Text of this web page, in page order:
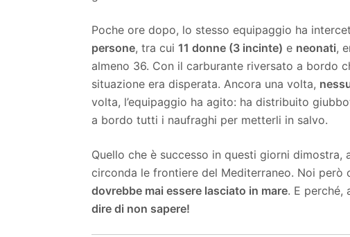
Poche ore dopo, lo stesso equipaggio ha
persone, tra cui 11 donne (3 incinte) e neonati,
almeno 36. Con il carburante riversato a bordo
situazione era disperata. Ancora una volta,
volta, l’equipaggio ha agito: ha distribuito
a bordo tutti i naufraghi per metterli in salvo.
Quello che è successo in questi giorni
circonda le frontiere del Mediterraneo. Noi però
dovrebbe mai essere lasciato in mare. E perché,
dire di non sapere!